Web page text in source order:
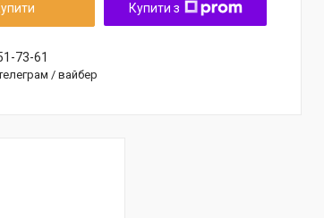
Купити з
73-61
/ вайбер